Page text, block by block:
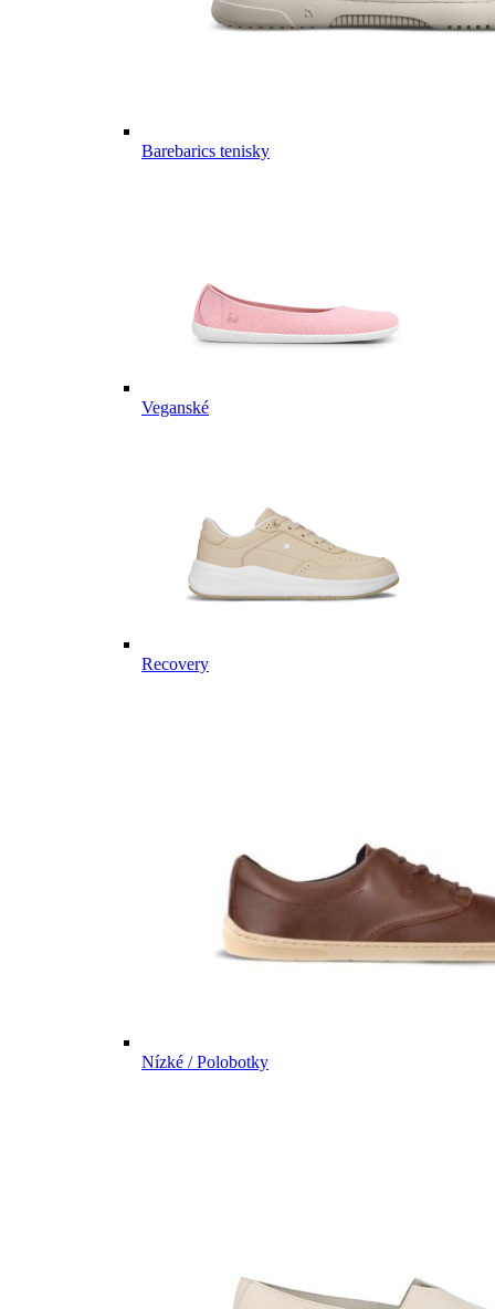
Barebarics tenisky
Veganské
Recovery
Nízké / Polobotky